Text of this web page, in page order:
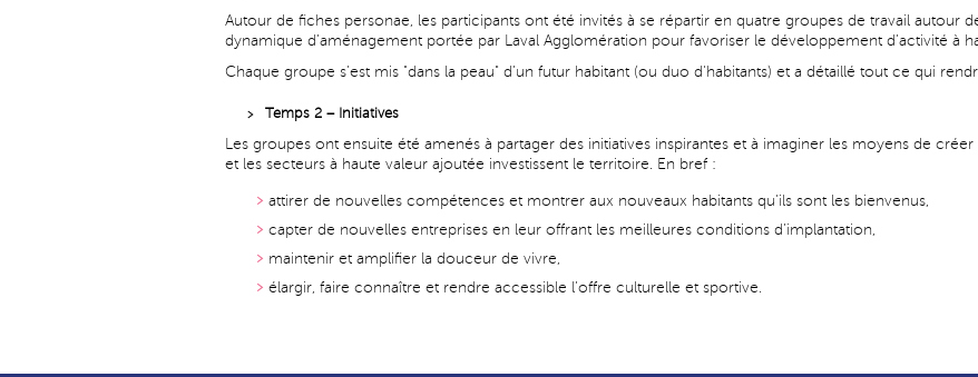
Autour de fiches personae, les participants ont été invités à se répartir en quatre groupes de travail autour
dynamique d’aménagement portée par Laval Agglomération pour favoriser le développement d’activité à
Chaque groupe s’est mis "dans la peau" d’un futur habitant (ou duo d'habitants) et a détaillé tout ce qui
Temps 2 – Initiatives
Les groupes ont ensuite été amenés à partager des initiatives inspirantes et à imaginer les moyens de
et les secteurs à haute valeur ajoutée investissent le territoire. En bref :
attirer de nouvelles compétences et montrer aux nouveaux habitants qu'ils sont les bienvenus,
capter de nouvelles entreprises en leur offrant les meilleures conditions d’implantation,
maintenir et amplifier la douceur de vivre,
élargir, faire connaître et rendre accessible l’offre culturelle et sportive.